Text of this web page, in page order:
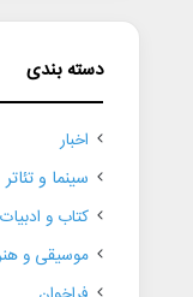
دسته بندی
اخبار
سینما و تئاتر
کتاب و ادبیات
موسیقی و